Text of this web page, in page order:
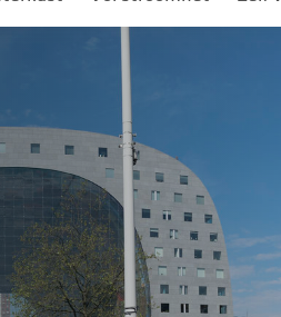
Drukte op het
Wachtlijst
Tips voor slim
Buurtaanpak